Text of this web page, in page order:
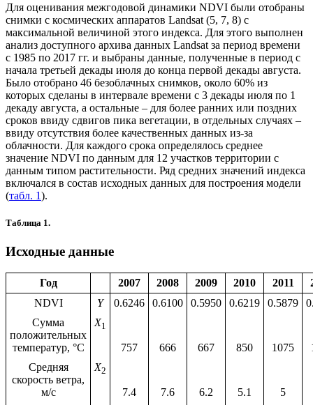
Для оценивания межгодовой динамики NDVI были отобраны
снимки с космических аппаратов Landsat (5, 7, 8) с
максимальной величиной этого индекса. Для этого выполнен
анализ доступного архива данных Landsat за период времени
с 1985 по 2017 гг. и выбраны данные, полученные в период с
начала третьей декады июля до конца первой декады августа.
Было отобрано 46 безоблачных снимков, около 60% из
которых сделаны в интервале времени с 3 декады июля по 1
декаду августа, а остальные – для более ранних или поздних
сроков ввиду сдвигов пика вегетации, в отдельных случаях –
ввиду отсутствия более качественных данных из-за
облачности. Для каждого срока определялось среднее
значение NDVI по данным для 12 участков территории с
данным типом растительности. Ряд средних значений индекса
включался в состав исходных данных для построения модели
(табл. 1).
Таблица 1.
Исходные данные
Год 2007 2008 2009 2010 2011
NDVI
Y 0.6246 0.6100 0.5950 0.6219 0.5879
Сумма
положительных
температур, °C
X1
757 666 667 850 1075
Средняя
скорость ветра,
м/с
X2
7.4 7.6 6.2 5.1
5